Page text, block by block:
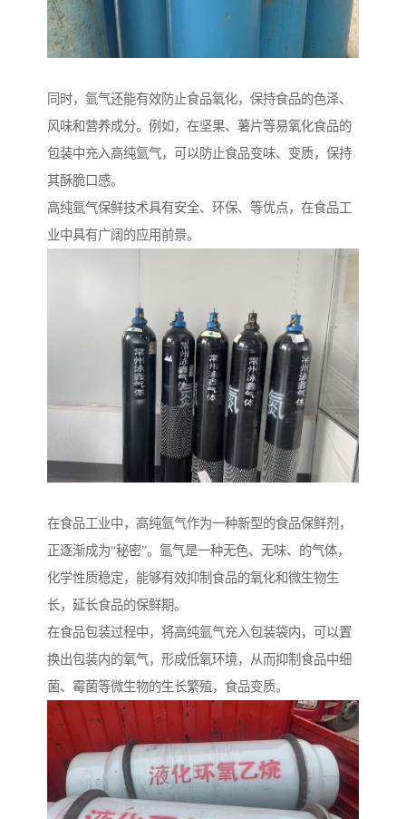
同时，氩气还能有效防止食品氧化，保持食品的色泽、
风味和营养成分。例如，在坚果、薯片等易氧化食品的
包装中充入高纯氩气，可以防止食品变味、变质，保持
其酥脆口感。
高纯氩气保鲜技术具有安全、环保、等优点，在食品工
业中具有广阔的应用前景。
在食品工业中，高纯氩气作为一种新型的食品保鲜剂，
正逐渐成为“秘密”。氩气是一种无色、无味、的气体，
化学性质稳定，能够有效抑制食品的氧化和微生物生
长，延长食品的保鲜期。
在食品包装过程中，将高纯氩气充入包装袋内，可以置
换出包装内的氧气，形成低氧环境，从而抑制食品中细
菌、霉菌等微生物的生长繁殖，食品变质。